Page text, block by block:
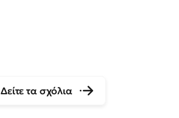
Δείτε τα σχόλια